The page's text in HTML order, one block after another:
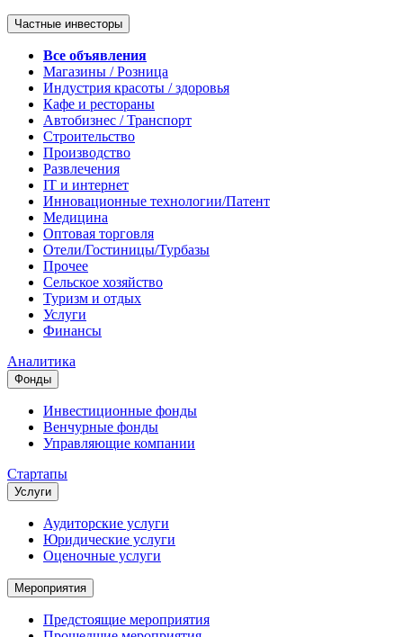
Частные инвесторы
Все объявления
Магазины / Розница
Индустрия красоты / здоровья
Кафе и рестораны
Автобизнес / Транспорт
Строительство
Производство
Развлечения
IT и интернет
Инновационные технологии/Патент
Медицина
Оптовая торговля
Отели/Гостиницы/Турбазы
Прочее
Сельское хозяйство
Туризм и отдых
Услуги
Финансы
Аналитика
Фонды
Инвестиционные фонды
Венчурные фонды
Управляющие компании
Стартапы
Услуги
Аудиторские услуги
Юридические услуги
Оценочные услуги
Мероприятия
Предстоящие мероприятия